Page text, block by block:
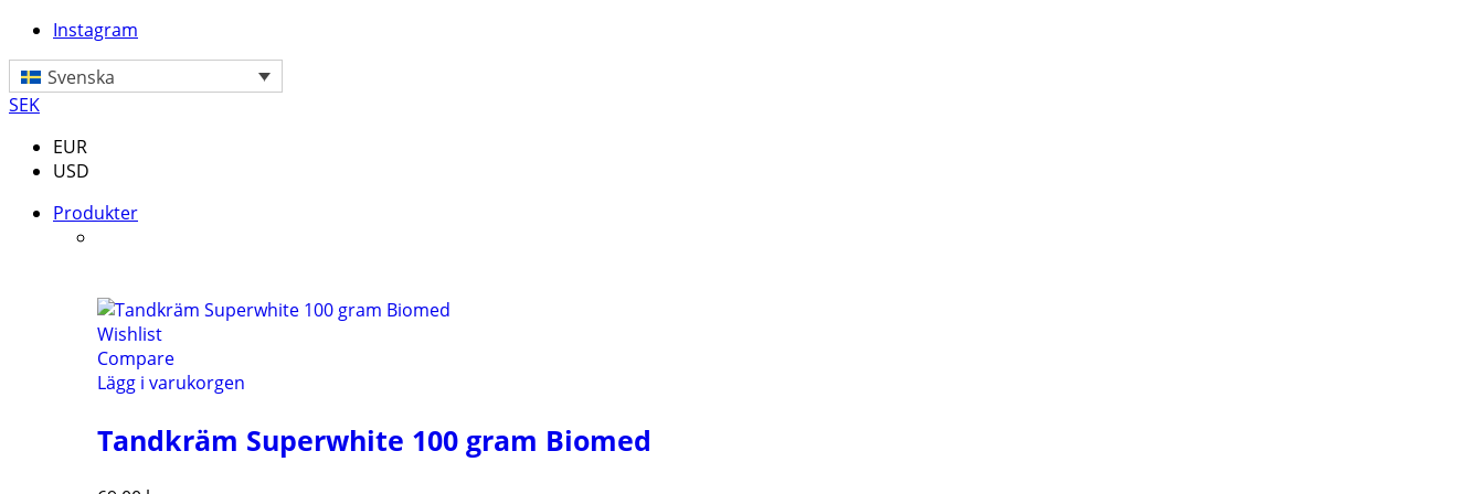
Instagram
Svenska
SEK
EUR
USD
Produkter
Wishlist
Compare
Lägg i varukorgen
Tandkräm Superwhite 100 gram Biomed